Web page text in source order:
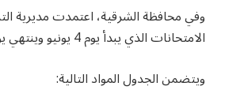
وفي محافظة الشرقية، اعتمدت مديرية
الامتحانات الذي يبدأ يوم 4 يونيو وينتهي يوم 11 يونيو 2026.
ويتضمن الجدول المواد التالية: